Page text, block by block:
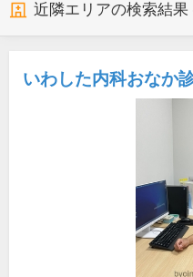
近隣エリアの検索結果
いわした内科おなか